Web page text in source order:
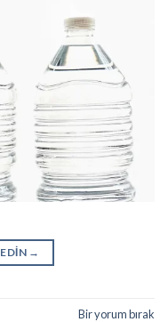
→
Bir yorum bırak